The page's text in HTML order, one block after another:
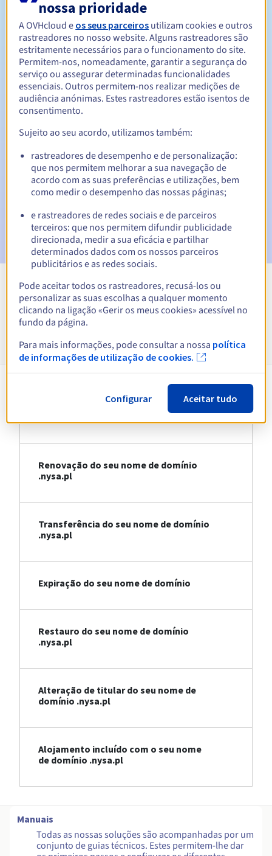
Período de renovação Entre 1 e 10 anos
Período de redenção
expiração
E-mail no dia da expiraçãopara notificar a suspensão do
nome de domínio
E-mail após o Redemption Grace Periodpara notificar a
eliminação do nome de domínio
Ver todas as extensões
Informações sobre .nysa.pl
Registo do seu nome de domínio
Renovação do seu nome de domínio
.nysa.pl
Transferência do seu nome de domínio
.nysa.pl
Expiração do seu nome de domínio
Restauro do seu nome de domínio
.nysa.pl
Alteração de titular do seu nome de
domínio .nysa.pl
Alojamento incluído com o seu nome
de domínio .nysa.pl
Manuais
Todas as nossas soluções são acompanhadas por um
conjunto de guias técnicos. Estes permitem-lhe dar
nossa prioridade
A OVHcloud e os seus parceiros utilizam cookies e outros
rastreadores no nosso website. Alguns rastreadores são
estritamente necessários para o funcionamento do site.
Permitem-nos, nomeadamente, garantir a segurança do
serviço ou assegurar determinadas funcionalidades
essenciais. Outros permitem-nos realizar medições de
audiência anónimas. Estes rastreadores estão isentos de
consentimento.
Sujeito ao seu acordo, utilizamos também:
rastreadores de desempenho e de personalização:
que nos permitem melhorar a sua navegação de
acordo com as suas preferências e utilizações, bem
como medir o desempenho das nossas páginas;
e rastreadores de redes sociais e de parceiros
terceiros: que nos permitem difundir publicidade
direcionada, medir a sua eficácia e partilhar
determinados dados com os nossos parceiros
publicitários e as redes sociais.
Pode aceitar todos os rastreadores, recusá-los ou
personalizar as suas escolhas a qualquer momento
clicando na ligação «Gerir os meus cookies» acessível no
fundo da página.
Para mais informações, pode consultar a nossa política
de informações de utilização de cookies.
Configurar Aceitar tudo